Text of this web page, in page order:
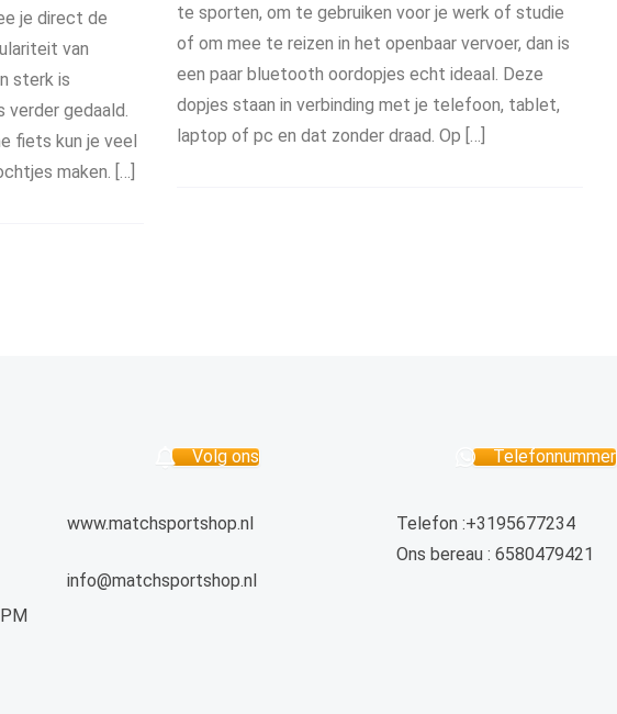
je direct de
van
sterk is
gedaald.
fiets kun je veel
maken. […]
te sporten, om te gebruiken voor je werk of studie
of om mee te reizen in het openbaar vervoer, dan is
een paar bluetooth oordopjes echt ideaal. Deze
dopjes staan in verbinding met je telefoon, tablet,
laptop of pc en dat zonder draad. Op […]
Volg ons
www.matchsportshop.nl
info@matchsportshop.nl
Telefonnummer
Telefon :+3195677234
Ons bereau : 6580479421